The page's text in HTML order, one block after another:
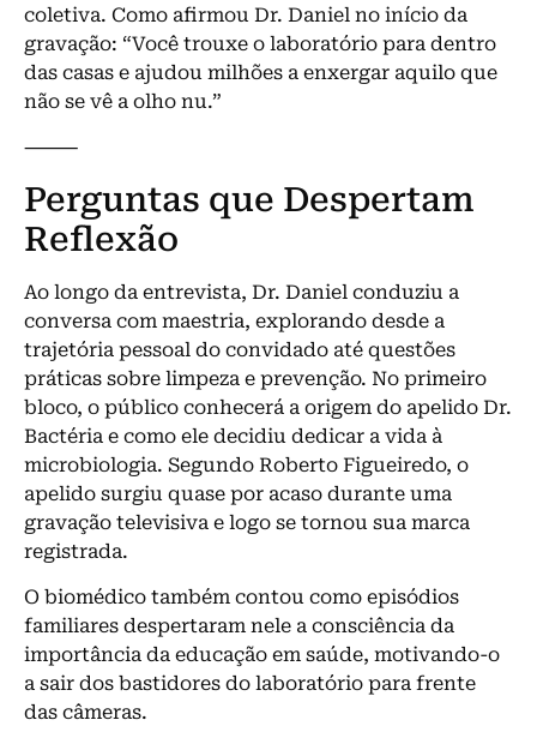
coletiva. Como afirmou Dr. Daniel no início da
gravação: “Você trouxe o laboratório para dentro
das casas e ajudou milhões a enxergar aquilo que
não se vê a olho nu.”
⸻
Perguntas que Despertam
Reflexão
Ao longo da entrevista, Dr. Daniel conduziu a
conversa com maestria, explorando desde a
trajetória pessoal do convidado até questões
práticas sobre limpeza e prevenção. No primeiro
bloco, o público conhecerá a origem do apelido Dr.
Bactéria e como ele decidiu dedicar a vida à
microbiologia. Segundo Roberto Figueiredo, o
apelido surgiu quase por acaso durante uma
gravação televisiva e logo se tornou sua marca
registrada.
O biomédico também contou como episódios
familiares despertaram nele a consciência da
importância da educação em saúde, motivando-o
a sair dos bastidores do laboratório para frente
das câmeras.